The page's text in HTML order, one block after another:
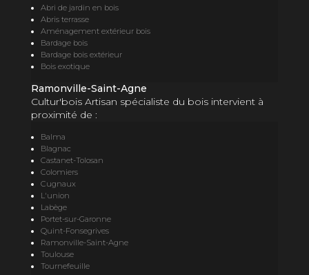
Abri de jardin en bois
Abris terrasse
Aménagement extérieur bois
Bardage bois
Bardage bois extérieur
Bois exotique
Ramonville-Saint-Agne
Cultur'bois Artisan spécialiste du bois intervient à
proximité de :
Balma
Blagnac
Castanet-Tolosan
Colomiers
Cugnaux
L'union
Labège
Portet-sur-Garonne
Quint-Fonsegrives
Ramonville-Saint-Agne
Toulouse
Tournefeuille